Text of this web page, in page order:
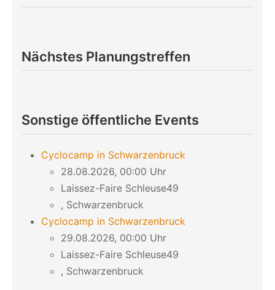
Nächstes Planungstreffen
Sonstige öffentliche Events
Cyclocamp in Schwarzenbruck
28.08.2026, 00:00 Uhr
Laissez-Faire Schleuse49
, Schwarzenbruck
Cyclocamp in Schwarzenbruck
29.08.2026, 00:00 Uhr
Laissez-Faire Schleuse49
, Schwarzenbruck